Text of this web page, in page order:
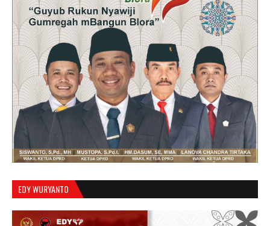
EDY WURYANTO